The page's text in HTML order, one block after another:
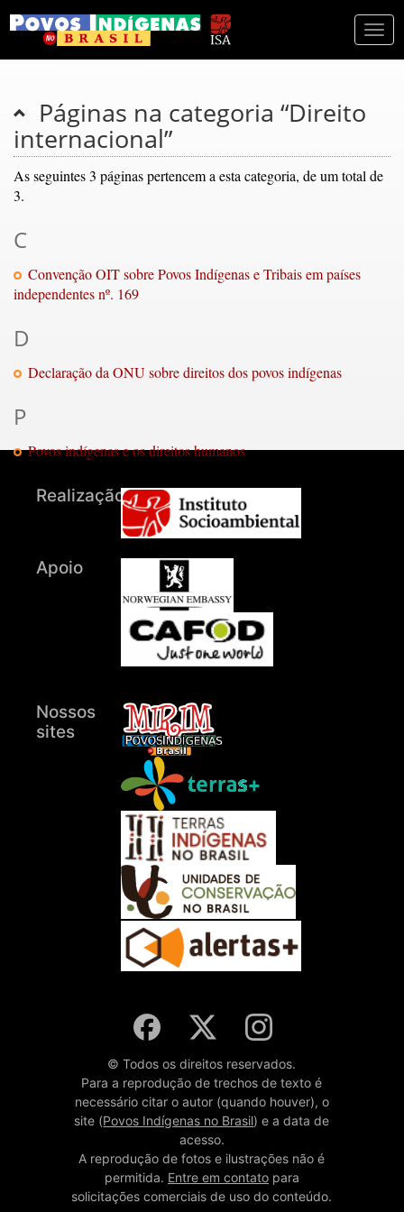
Páginas na categoria “Direito
internacional”
As seguintes 3 páginas pertencem a esta categoria, de um total de
3.
C
Convenção OIT sobre Povos Indígenas e Tribais em países
independentes nº. 169
D
Declaração da ONU sobre direitos dos povos indígenas
P
Povos indígenas e os direitos humanos